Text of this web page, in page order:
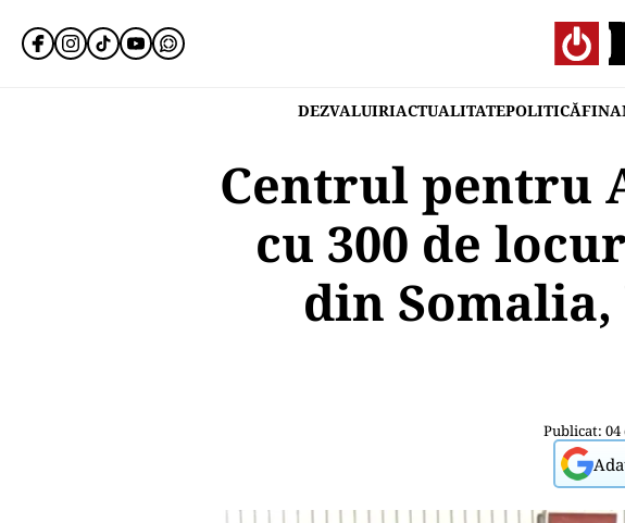
DEZVALUIRIACTUALITATEPOLITICĂ
Centrul pentru
cu 300 de
din Somalia,
Publicat: 04